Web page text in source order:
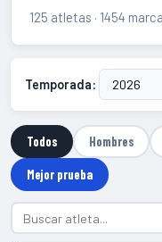
125 atletas · 1454
Temporada:
Todos Hombres
Mejor prueba